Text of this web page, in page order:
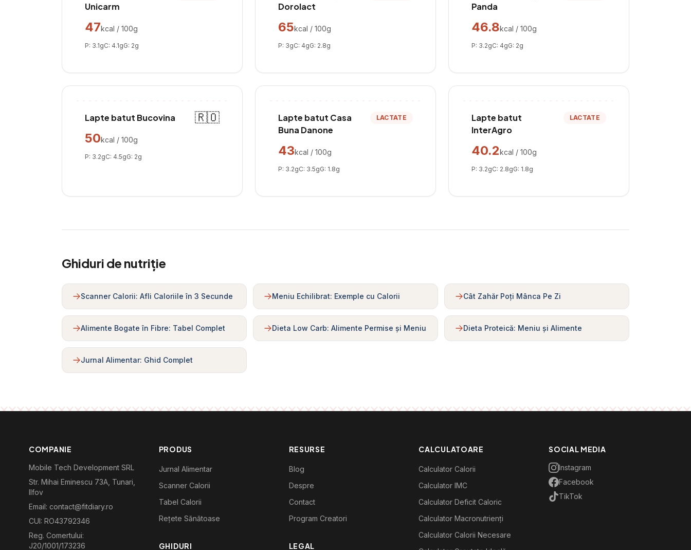
Unicarm
47kcal / 100g
P: 3.1gC: 4.1gG: 2g
Dorolact
65kcal / 100g
P: 3gC: 4gG: 2.8g
Panda
46.8kcal / 100g
P: 3.2gC: 4gG: 2g
Lapte batut Bucovina
🇷🇴
50kcal / 100g
P: 3.2gC: 4.5gG: 2g
Lapte batut Casa
Buna Danone
LACTATE
43kcal / 100g
P: 3.2gC: 3.5gG: 1.8g
Lapte batut
InterAgro
LACTATE
40.2kcal / 100g
P: 3.2gC: 2.8gG: 1.8g
Ghiduri de nutriție
Scanner Calorii: Afli Caloriile în 3 Secunde Meniu Echilibrat: Exemple cu Calorii Cât Zahăr Poți Mânca Pe Zi
Alimente Bogate în Fibre: Tabel Complet Dieta Low Carb: Alimente Permise și Meniu Dieta Proteică: Meniu și Alimente
Jurnal Alimentar: Ghid Complet
COMPANIE
Mobile Tech Development SRL
Str. Mihai Eminescu 73A, Tunari,
Ilfov
Email: contact@fitdiary.ro
CUI: RO43792346
Reg. Comertului:
J20/1001/173236
PRODUS
Jurnal Alimentar
Scanner Calorii
Tabel Calorii
Rețete Sănătoase
GHIDURI
RESURSE
Blog
Despre
Contact
Program Creatori
LEGAL
CALCULATOARE
Calculator Calorii
Calculator IMC
Calculator Deficit Caloric
Calculator Macronutrienți
Calculator Calorii Necesare
SOCIAL MEDIA
Instagram
Facebook
TikTok